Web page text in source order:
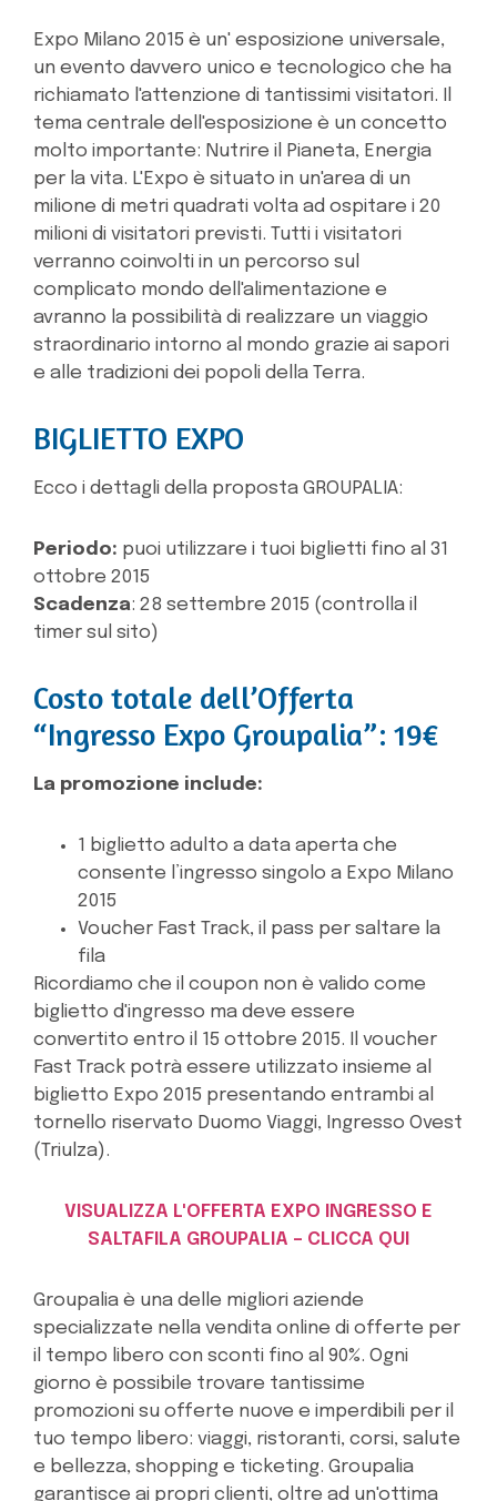
Expo Milano 2015 è un' esposizione universale,
un evento davvero unico e tecnologico che ha
richiamato l'attenzione di tantissimi visitatori. Il
tema centrale dell'esposizione è un concetto
molto importante: Nutrire il Pianeta, Energia
per la vita. L'Expo è situato in un'area di un
milione di metri quadrati volta ad ospitare i 20
milioni di visitatori previsti. Tutti i visitatori
verranno coinvolti in un percorso sul
complicato mondo dell'alimentazione e
avranno la possibilità di realizzare un viaggio
straordinario intorno al mondo grazie ai sapori
e alle tradizioni dei popoli della Terra.
BIGLIETTO EXPO
Ecco i dettagli della proposta GROUPALIA:
Periodo: puoi utilizzare i tuoi biglietti fino al 31
ottobre 2015
Scadenza: 28 settembre 2015 (controlla il
timer sul sito)
Costo totale dell’Offerta
“Ingresso Expo Groupalia”: 19€
La promozione include:
1 biglietto adulto a data aperta che
consente l’ingresso singolo a Expo Milano
2015
Voucher Fast Track, il pass per saltare la
fila
Ricordiamo che il coupon non è valido come
biglietto d'ingresso ma deve essere
convertito entro il 15 ottobre 2015. Il voucher
Fast Track potrà essere utilizzato insieme al
biglietto Expo 2015 presentando entrambi al
tornello riservato Duomo Viaggi, Ingresso Ovest
(Triulza).
VISUALIZZA L'OFFERTA EXPO INGRESSO E
SALTAFILA GROUPALIA – CLICCA QUI
Groupalia è una delle migliori aziende
specializzate nella vendita online di offerte per
il tempo libero con sconti fino al 90%. Ogni
giorno è possibile trovare tantissime
promozioni su offerte nuove e imperdibili per il
tuo tempo libero: viaggi, ristoranti, corsi, salute
e bellezza, shopping e ticketing. Groupalia
garantisce ai propri clienti, oltre ad un'ottima